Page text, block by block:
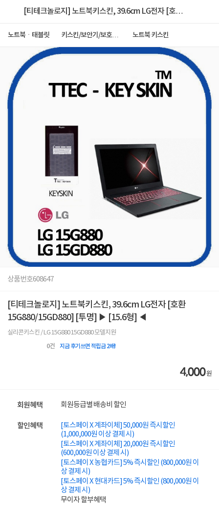
[티테크놀로지] 노트북키스킨, 39.6cm LG전자 [호환
노트북ㆍ태블릿
키스킨/보안기/보호필
노트북 키스킨
상품번호608647
[티테크놀로지] 노트북키스킨, 39.6cm LG전자 [호환
15G880/15GD880] [투명] ▶ [15.6형] ◀
실리콘키스킨 / LG 15G880 15GD880 모델지원
0건 지금 후기쓰면 적립금 2배!
4,000원
회원혜택 회원등급별 배송비 할인
할인혜택
[토스페이 X 계좌이체] 50,000원 즉시할인
(1,000,000원 이상 결제 시)
[토스페이 X 계좌이체] 20,000원 즉시할인
(600,000원 이상 결제 시)
[토스페이 X 농협카드] 5% 즉시할인 (800,000원 이
상 결제 시)
[토스페이 X 현대카드] 5% 즉시할인 (800,000원 이
상 결제 시)
무이자 할부혜택